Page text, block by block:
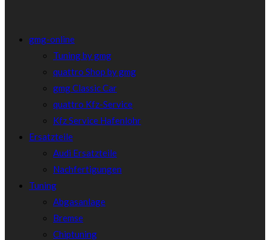
gmg-online
Tuning by gmg
quattro Shop by gmg
gmg Classic Car
quattro Kfz-Service
Kfz Service Hafenlohr
Ersatzteile
Audi Ersatzteile
Nachfertigungen
Tuning
Abgasanlage
Bremse
Chiptuning